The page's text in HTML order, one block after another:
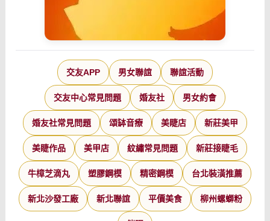
交友APP 男女聯誼 聯誼活動
交友中心常見問題 婚友社 男女約會
婚友社常見問題 頌缽音療 美睫店 新莊美甲
美睫作品 美甲店 紋繡常見問題 新莊接睫毛
牛樟芝滴丸 塑膠鋼模 精密鋼模 台北裝潢推薦
新北沙發工廠 新北聯誼 平價美食 柳州螺螄粉